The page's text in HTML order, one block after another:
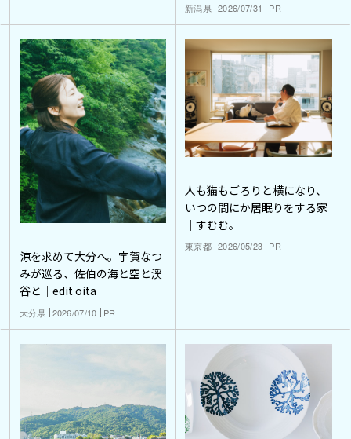
新潟県 2026/07/31 PR
涼を求めて大分へ。宇賀なつ
みが巡る、佐伯の海と空と渓
谷と｜edit oita
大分県 2026/07/10 PR
人も猫もごろりと横になり、
いつの間にか居眠りをする家
｜すむむ。
東京都 2026/05/23 PR